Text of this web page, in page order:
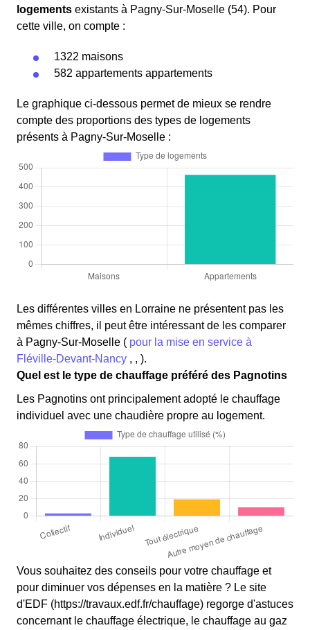
logements existants à Pagny-Sur-Moselle (54). Pour
cette ville, on compte :
1322 maisons
582 appartements appartements
Le graphique ci-dessous permet de mieux se rendre
compte des proportions des types de logements
présents à Pagny-Sur-Moselle :
Les différentes villes en Lorraine ne présentent pas les
mêmes chiffres, il peut être intéressant de les comparer
à Pagny-Sur-Moselle ( pour la mise en service à
Fléville-Devant-Nancy , , ).
Quel est le type de chauffage préféré des Pagnotins
Les Pagnotins ont principalement adopté le chauffage
individuel avec une chaudière propre au logement.
Vous souhaitez des conseils pour votre chauffage et
pour diminuer vos dépenses en la matière ? Le site
d'EDF (https://travaux.edf.fr/chauffage) regorge d'astuces
concernant le chauffage électrique, le chauffage au gaz